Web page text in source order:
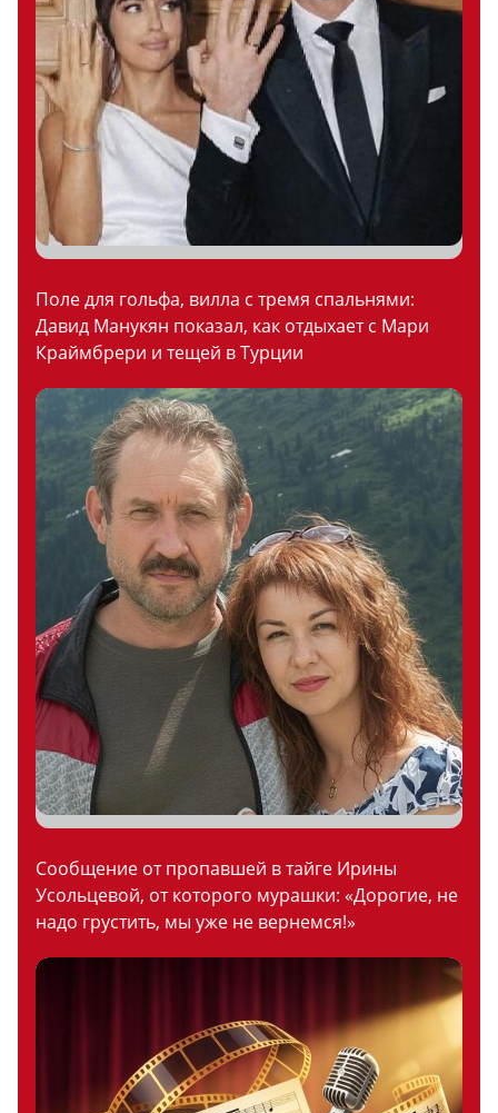
Поле для гольфа, вилла с тремя спальнями:
Давид Манукян показал, как отдыхает с Мари
Краймбрери и тещей в Турции
Сообщение от пропавшей в тайге Ирины
Усольцевой, от которого мурашки: «Дорогие, не
надо грустить, мы уже не вернемся!»